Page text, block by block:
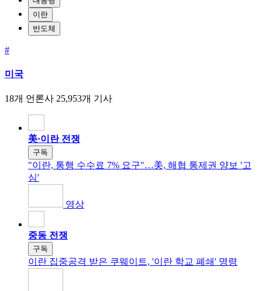
이란
반도체
#
미국
18개 언론사 25,953개 기사
美·이란 전쟁
구독
"이란, 통행 수수료 7% 요구"…美, 해협 통제권 양보 '고
심'
영상
중동 전쟁
구독
이란 집중공격 받은 쿠웨이트, '이란 학교 폐쇄' 명령